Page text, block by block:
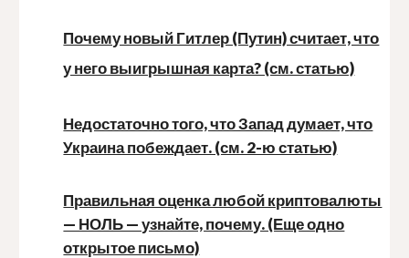
Почему новый Гитлер (Путин) считает, что
у него выигрышная карта? (см. статью)
Недостаточно того, что Запад думает, что
Украина побеждает. (см. 2-ю статью)
Правильная оценка любой криптовалюты
— НОЛЬ — узнайте, почему. (Еще одно
открытое письмо)